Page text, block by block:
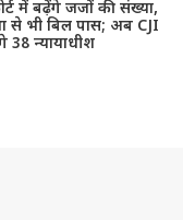
में बढ़ेंगे जजों की संख्या,
से भी बिल पास; अब CJI
38 न्यायाधीश